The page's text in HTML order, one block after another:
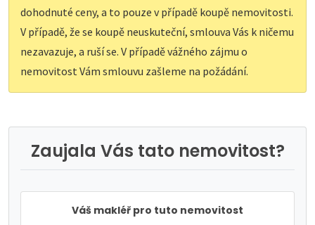
dohodnuté ceny, a to pouze v případě koupě nemovitosti.
V případě, že se koupě neuskuteční, smlouva Vás k ničemu
nezavazuje, a ruší se. V případě vážného zájmu o
nemovitost Vám smlouvu zašleme na požádání.
Zaujala Vás tato nemovitost?
Váš makléř pro tuto nemovitost